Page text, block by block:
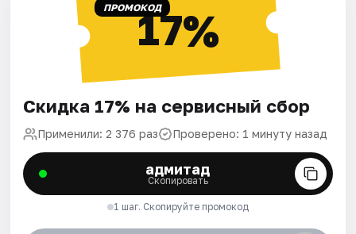
ПРОМОКОД17%
Скидка 17% на сервисный сбор
Применили: 2 376 раз Проверено: 1 минуту назад
адмитад
Скопировать
1 шаг. Скопируйте промокод